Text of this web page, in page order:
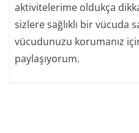
aktivitelerime oldukça
sizlere sağlıklı bir vücuda
vücudunuzu korumanız
paylaşıyorum.